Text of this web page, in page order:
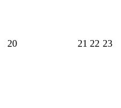
20 21 22 23